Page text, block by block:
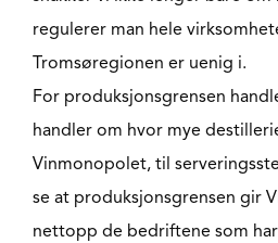
regulerer man hele
Tromsøregionen er uenig i.
For produksjonsgrensen
handler om hvor mye
Vinmonopolet, til
se at produksjonsgrensen gir
nettopp de bedriftene som